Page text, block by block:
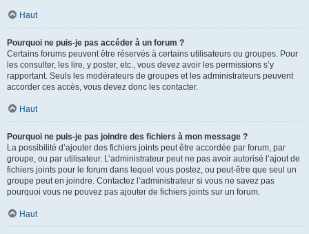
Haut
Pourquoi ne puis-je pas accéder à un forum ?
Certains forums peuvent être réservés à certains utilisateurs ou groupes. Pour
les consulter, les lire, y poster, etc., vous devez avoir les permissions s’y
rapportant. Seuls les modérateurs de groupes et les administrateurs peuvent
accorder ces accès, vous devez donc les contacter.
Haut
Pourquoi ne puis-je pas joindre des fichiers à mon message ?
La possibilité d’ajouter des fichiers joints peut être accordée par forum, par
groupe, ou par utilisateur. L’administrateur peut ne pas avoir autorisé l’ajout de
fichiers joints pour le forum dans lequel vous postez, ou peut-être que seul un
groupe peut en joindre. Contactez l’administrateur si vous ne savez pas
pourquoi vous ne pouvez pas ajouter de fichiers joints sur un forum.
Haut